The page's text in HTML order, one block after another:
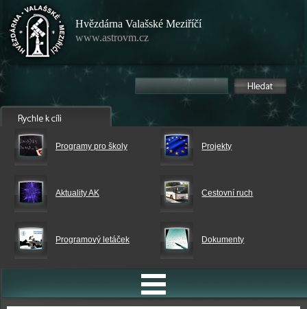
Hvězdárna Valašské Meziříčí
www.astrovm.cz
Programy pro školy Projekty
Aktuality AK Cestovní ruch
Programový letáček Dokumenty